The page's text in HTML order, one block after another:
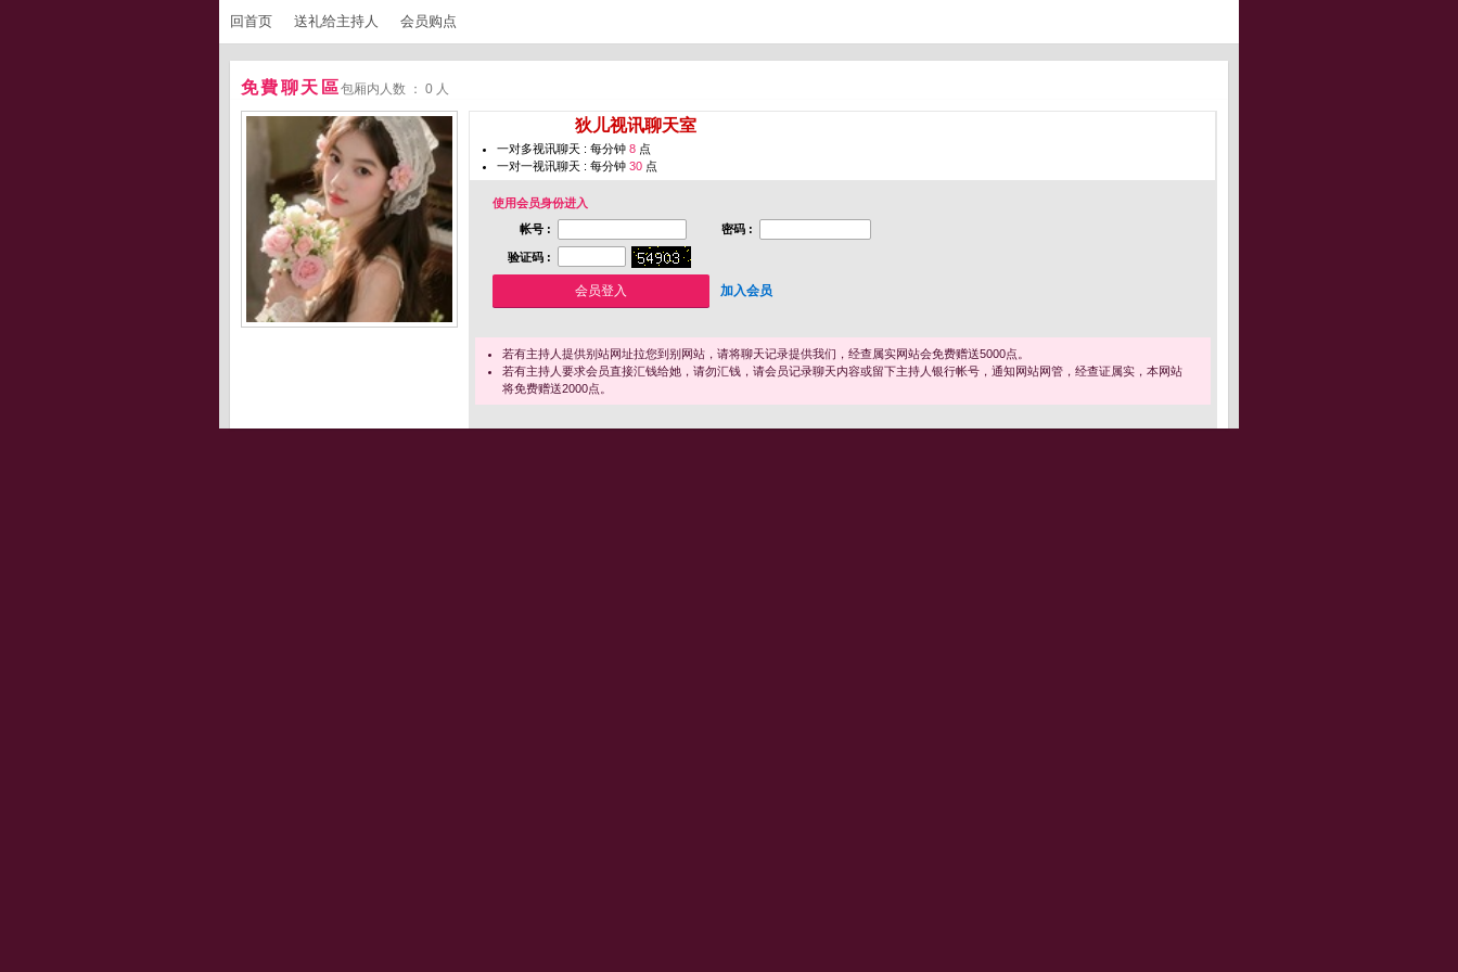
回首页 送礼给主持人 会员购点
免費聊天區包厢内人数 ： 0 人
狄儿视讯聊天室
一对多视讯聊天 : 每分钟 8 点
一对一视讯聊天 : 每分钟 30 点
使用会员身份进入
帐号 :
密码 :
验证码 :
加入会员
若有主持人提供别站网址拉您到别网站，请将聊天记录提供我们，经查属实网站会免费赠送5000点。
若有主持人要求会员直接汇钱给她，请勿汇钱，请会员记录聊天内容或留下主持人银行帐号，通知网站网管，经查证属实，本网站
将免费赠送2000点。